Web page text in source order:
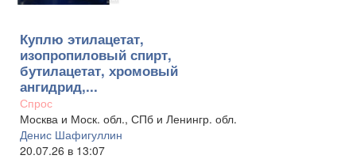
Куплю этилацетат,
изопропиловый спирт,
бутилацетат, хромовый
ангидрид,...
Спрос
Москва и Моск. обл., СПб и Ленингр. обл.
Денис Шафигуллин
20.07.26 в 13:07